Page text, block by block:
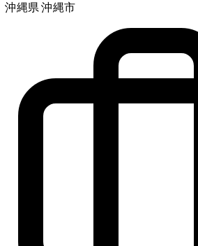
沖縄県 沖縄市